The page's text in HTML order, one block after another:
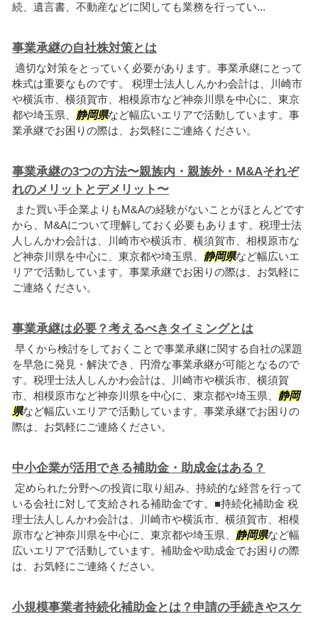
続、遺言書、不動産などに関しても業務を行ってい...
事業承継の自社株対策とは
適切な対策をとっていく必要があります。事業承継にとって
株式は重要なものです。 税理士法人しんかわ会計は、川崎市
や横浜市、横須賀市、相模原市など神奈川県を中心に、東京
都や埼玉県、 静岡県など幅広いエリアで活動しています。事
業承継でお困りの際は、お気軽にご連絡ください。
事業承継の3つの方法〜親族内・親族外・M&Aそれぞ
れのメリットとデメリット〜
また買い手企業よりもM&Aの経験がないことがほとんどです
から、M&Aについて理解しておく必要もあります。税理士法
人しんかわ会計は、川崎市や横浜市、横須賀市、相模原市な
ど神奈川県を中心に、東京都や埼玉県、 静岡県など幅広いエ
リアで活動しています。事業承継でお困りの際は、お気軽に
ご連絡ください。
事業承継は必要？考えるべきタイミングとは
早くから検討をしておくことで事業承継に関する自社の課題
を早急に発見・解決でき、円滑な事業承継が可能となるので
す。税理士法人しんかわ会計は、川崎市や横浜市、横須賀
市、相模原市など神奈川県を中心に、東京都や埼玉県、 静岡
県など幅広いエリアで活動しています。事業承継でお困りの
際は、お気軽にご連絡ください。
中小企業が活用できる補助金・助成金はある？
定められた分野への投資に取り組み、持続的な経営を行って
いる会社に対して支給される補助金です。■持続化補助金 税
理士法人しんかわ会計は、川崎市や横浜市、横須賀市、相模
原市など神奈川県を中心に、東京都や埼玉県、 静岡県など幅
広いエリアで活動しています。補助金や助成金でお困りの際
は、お気軽にご連絡ください。
小規模事業者持続化補助金とは？申請の手続きやスケ